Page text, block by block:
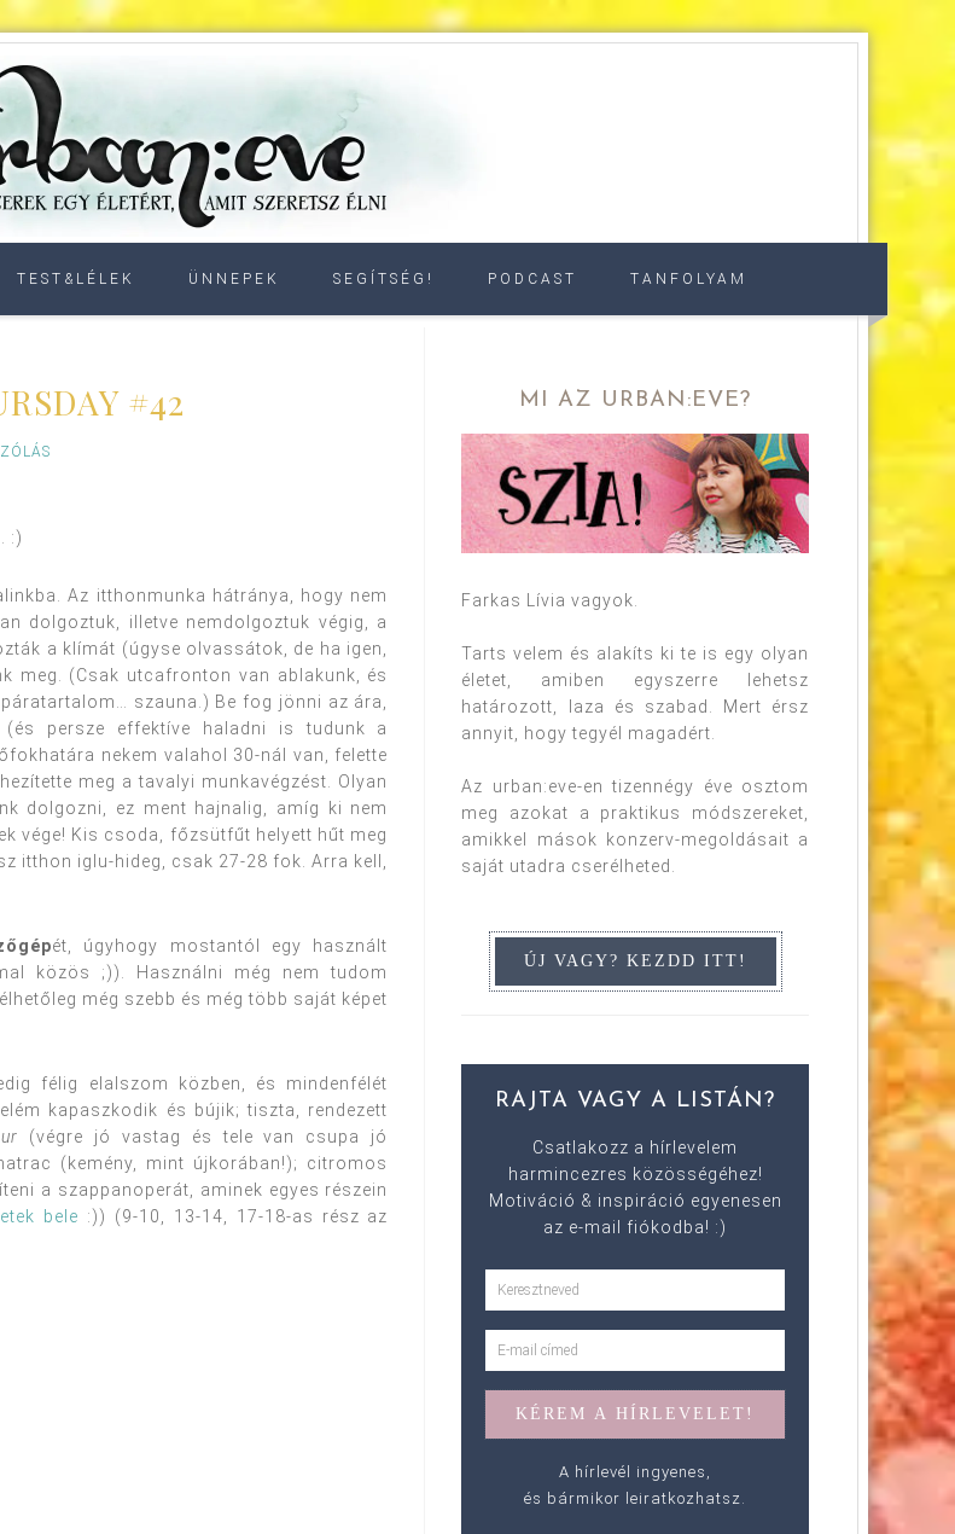
TEST&LÉLEK ÜNNEPEK SEGÍTSÉG! PODCAST TANFOLYAM
#42
:)
Az itthonmunka hátránya, hogy nem
dolgoztuk, illetve nemdolgoztuk végig, a
a klímát (úgyse olvassátok, de ha igen,
meg. (Csak utcafronton van ablakunk, és
szauna.) Be fog jönni az ára,
persze effektíve haladni is tudunk a
nekem valahol 30-nál van, felette
meg a tavalyi munkavégzést. Olyan
dolgozni, ez ment hajnalig, amíg ki nem
vége! Kis csoda, főzsütfűt helyett hűt meg
itthon iglu-hideg, csak 27-28 fok. Arra kell,
ét, úgyhogy mostantól egy használt
közös ;)). Használni még nem tudom
még szebb és még több saját képet
félig elalszom közben, és mindenfélét
kapaszkodik és bújik; tiszta, rendezett
(végre jó vastag és tele van csupa jó
(kemény, mint újkorában!); citromos
a szappanoperát, aminek egyes részein
bele :)) (9-10, 13-14, 17-18-as rész az
MI AZ URBAN:EVE?
Farkas Lívia vagyok.
Tarts velem és alakíts ki te is egy olyan
életet, amiben egyszerre lehetsz
határozott, laza és szabad. Mert érsz
annyit, hogy tegyél magadért.
Az urban:eve-en tizennégy éve osztom
meg azokat a praktikus módszereket,
amikkel mások konzerv-megoldásait a
saját utadra cserélheted.
RAJTA VAGY A LISTÁN?
Csatlakozz a hírlevelem
harmincezres közösségéhez!
Motiváció & inspiráció egyenesen
az e-mail fiókodba! :)
A hírlevél ingyenes,
és bármikor leiratkozhatsz.